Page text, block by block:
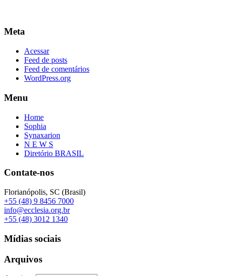
Meta
Acessar
Feed de posts
Feed de comentários
WordPress.org
Menu
Home
Sophia
Synaxarion
N E W S
Diretório BRASIL
Contate-nos
Florianópolis, SC (Brasil)
+55 (48) 9 8456 7000
info@ecclesia.org.br
+55 (48) 3012 1340
Mídias sociais
Arquivos